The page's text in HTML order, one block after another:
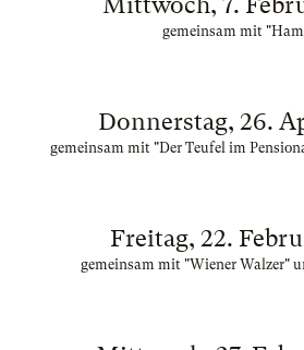
gemeinsam mit
Donnerstag, 26.
gemeinsam mit "Der Teufel im
Freitag, 22.
gemeinsam mit "Wiener Walzer"